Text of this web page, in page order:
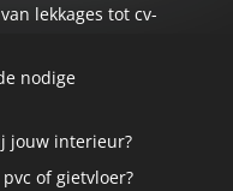
lekkages tot cv-
nodige
jouw interieur?
of gietvloer?